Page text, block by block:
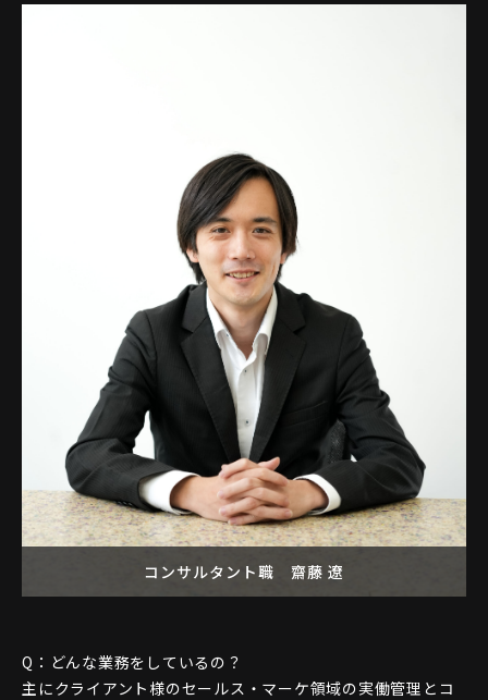
コンサルタント職 齋藤 遼
Q：どんな業務をしているの？
主にクライアント様のセールス・マーケ領域の実働管理とコ